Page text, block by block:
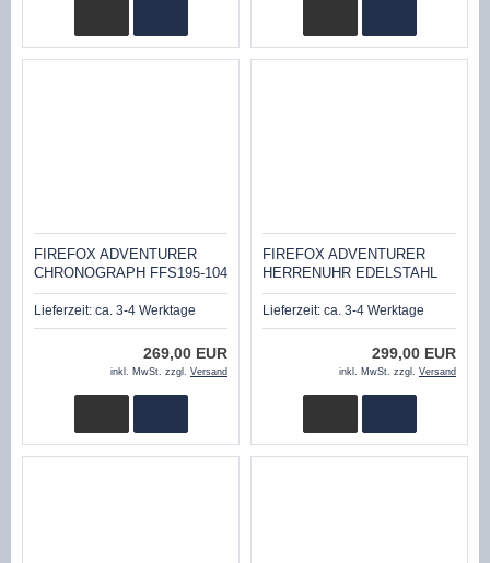
FIREFOX ADVENTURER
CHRONOGRAPH FFS195-104
SILBERGRAU/SCHWARZ
Lieferzeit: ca. 3-4 Werktage
269,00 EUR
inkl. MwSt. zzgl. Versand
FIREFOX ADVENTURER
HERRENUHR EDELSTAHL
CHRONOGRAPH FFS195-110
SCHWARZ
Lieferzeit: ca. 3-4 Werktage
299,00 EUR
inkl. MwSt. zzgl. Versand